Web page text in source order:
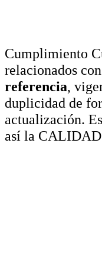
Cumplimiento
relacionados
referencia,
duplicidad de
actualización.
así la CALIDAD